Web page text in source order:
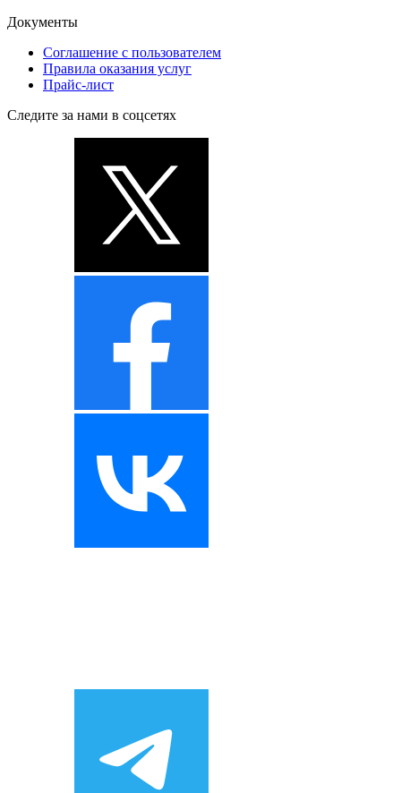
Документы
Соглашение с пользователем
Правила оказания услуг
Прайс-лист
Следите за нами в соцсетях